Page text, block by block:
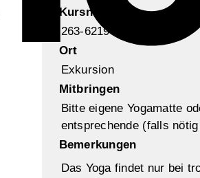
Kursnummer
263-62196
Ort
Exkursion
Mitbringen
Bitte eigene Yogamatte
entsprechende (falls
Bemerkungen
Das Yoga findet nur bei